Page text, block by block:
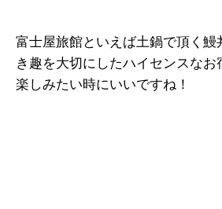
富士屋旅館といえば土鍋で頂く鰻
き趣を大切にしたハイセンスなお
楽しみたい時にいいですね！